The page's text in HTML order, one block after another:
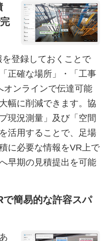
登録しておくことで
正確な場所」・「工事
オンラインで伝達可能
幅に削減できます。協
現況測量」及び「空間
活用することで、足場
に必要な情報をVR上で
早期の見積提出を可能
で簡易的な許容スパ